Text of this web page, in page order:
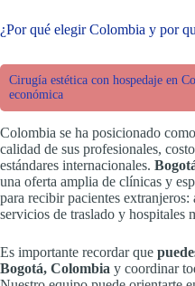
¿Por qué elegir Colombia y por
Cirugía estética con hospedaje en
económica
Colombia se ha posicionado
calidad de sus profesionales,
estándares internacionales.
una oferta amplia de clínicas y
para recibir pacientes
servicios de traslado y hospitales
Es importante recordar que
Bogotá, Colombia y coordinar